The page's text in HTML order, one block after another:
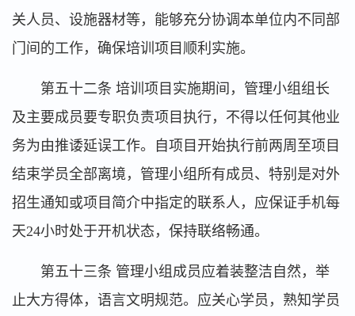
关人员、设施器材等，能够充分协调本单位内不同部
门间的工作，确保培训项目顺利实施。
第五十二条 培训项目实施期间，管理小组组长
及主要成员要专职负责项目执行，不得以任何其他业
务为由推诿延误工作。自项目开始执行前两周至项目
结束学员全部离境，管理小组所有成员、特别是对外
招生通知或项目简介中指定的联系人，应保证手机每
天24小时处于开机状态，保持联络畅通。
第五十三条 管理小组成员应着装整洁自然，举
止大方得体，语言文明规范。应关心学员，熟知学员